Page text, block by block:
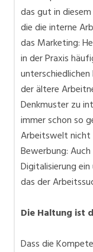
das gut in
die die interne
das Marketing:
in der Praxis
der ältere
Denkmuster zu
immer schon so
Arbeitswelt
Bewerbung:
Digitalisierung
das der
Die Haltung ist
Dass die